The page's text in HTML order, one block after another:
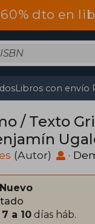
60% dto en
Libros con envío
/ Texto
(Autor) ·
7 a 10 días háb.